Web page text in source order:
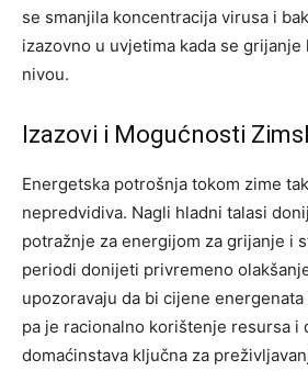
se smanjila koncentracija virusa i
izazovno u uvjetima kada se
nivou.
Izazovi i Mogućnosti
Energetska potrošnja tokom zime
nepredvidiva. Nagli hladni talasi
potražnje za energijom za grijanje i
periodi donijeti privremeno
upozoravaju da bi cijene
pa je racionalno korištenje resursa i
domaćinstava ključna za